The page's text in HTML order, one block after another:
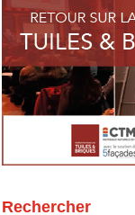
Rechercher